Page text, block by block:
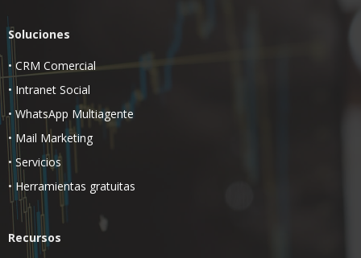
Soluciones
• CRM Comercial
• Intranet Social
• WhatsApp Multiagente
• Mail Marketing
• Servicios
• Herramientas gratuitas
Recursos